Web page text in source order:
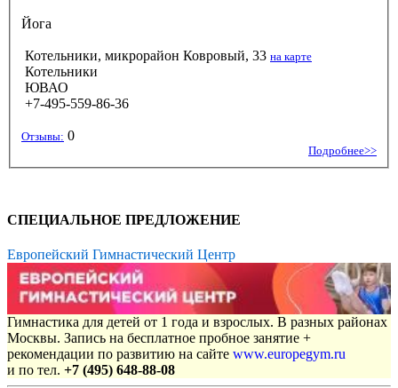
Йога
Котельники, микрорайон Ковровый, 33 на карте
Котельники
ЮВАО
+7-495-559-86-36
Отзывы: 0
Подробнее>>
СПЕЦИАЛЬНОЕ ПРЕДЛОЖЕНИЕ
Европейский Гимнастический Центр
Гимнастика для детей от 1 года и взрослых. В разных районах
Москвы. Запись на бесплатное пробное занятие +
рекомендации по развитию на сайте www.europegym.ru
и по тел. +7 (495) 648-88-08